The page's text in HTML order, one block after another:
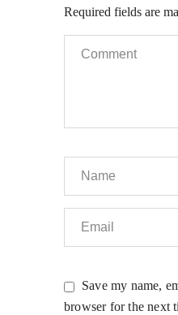
Required fields are
Save my name,
browser for the next